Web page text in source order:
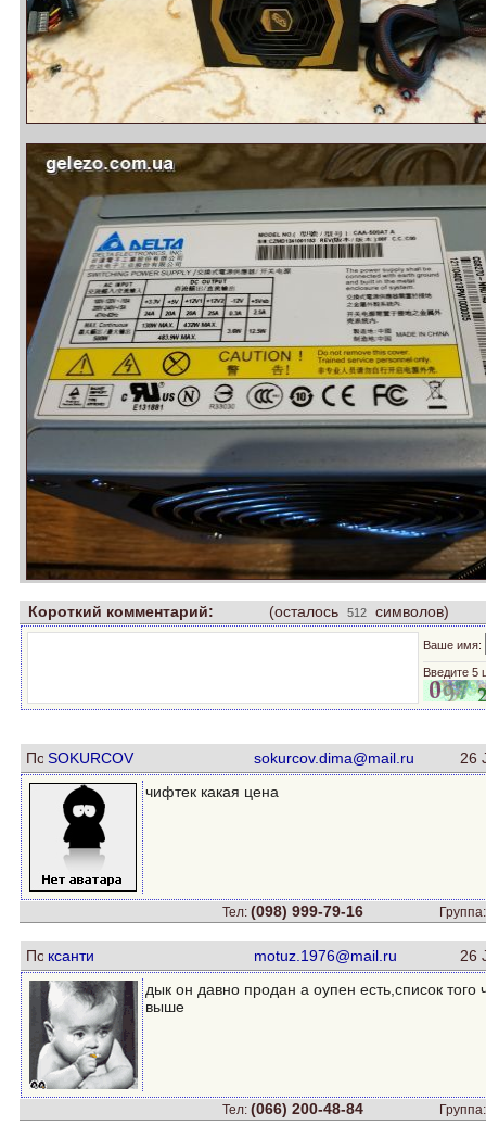
Короткий комментарий: (осталось символов)
Ваше имя:
Введите 5
SOKURCOV sokurcov.dima@mail.ru
26
чифтек какая цена
Тел: (098) 999-79-16
ксанти motuz.1976@mail.ru
26
дык он давно продан а оупен есть,список того
выше
Тел: (066) 200-48-84